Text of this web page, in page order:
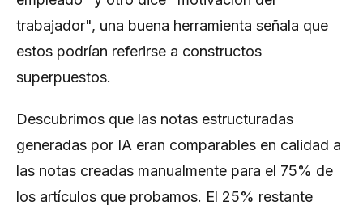
trabajador", una buena herramienta señala que
estos podrían referirse a constructos
superpuestos.
Descubrimos que las notas estructuradas
generadas por IA eran comparables en calidad a
las notas creadas manualmente para el 75% de
los artículos que probamos. El 25% restante